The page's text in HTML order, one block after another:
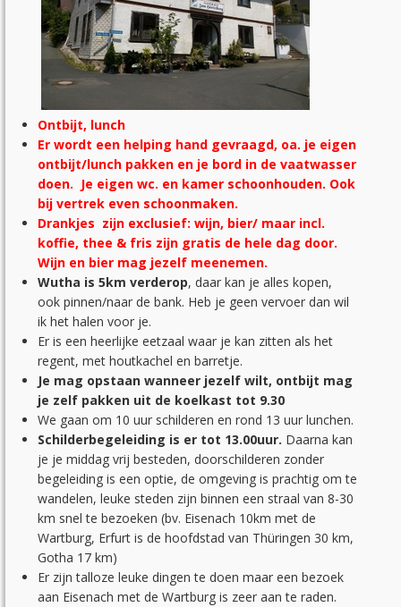
Ontbijt, lunch
Er wordt een helping hand gevraagd, oa. je eigen
ontbijt/lunch pakken en je bord in de vaatwasser
doen. Je eigen wc. en kamer schoonhouden. Ook
bij vertrek even schoonmaken.
Drankjes zijn exclusief: wijn, bier/ maar incl.
koffie, thee & fris zijn gratis de hele dag door.
Wijn en bier mag jezelf meenemen.
Wutha is 5km verderop, daar kan je alles kopen,
ook pinnen/naar de bank. Heb je geen vervoer dan wil
ik het halen voor je.
Er is een heerlijke eetzaal waar je kan zitten als het
regent, met houtkachel en barretje.
Je mag opstaan wanneer jezelf wilt, ontbijt mag
je zelf pakken uit de koelkast tot 9.30
We gaan om 10 uur schilderen en rond 13 uur lunchen.
Schilderbegeleiding is er tot 13.00uur. Daarna kan
je je middag vrij besteden, doorschilderen zonder
begeleiding is een optie, de omgeving is prachtig om te
wandelen, leuke steden zijn binnen een straal van 8-30
km snel te bezoeken (bv. Eisenach 10km met de
Wartburg, Erfurt is de hoofdstad van Thüringen 30 km,
Gotha 17 km)
Er zijn talloze leuke dingen te doen maar een bezoek
aan Eisenach met de Wartburg is zeer aan te raden.